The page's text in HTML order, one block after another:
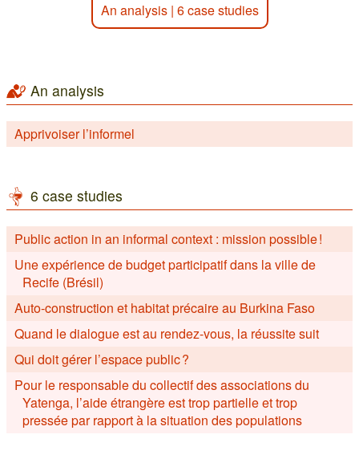
An analysis| 6 case studies
An analysis
Apprivoiser l’informel
6 case studies
Public action in an informal context : mission possible !
Une expérience de budget participatif dans la ville de
Recife (Brésil)
Auto-construction et habitat précaire au Burkina Faso
Quand le dialogue est au rendez-vous, la réussite suit
Qui doit gérer l’espace public ?
Pour le responsable du collectif des associations du
Yatenga, l’aide étrangère est trop partielle et trop
pressée par rapport à la situation des populations